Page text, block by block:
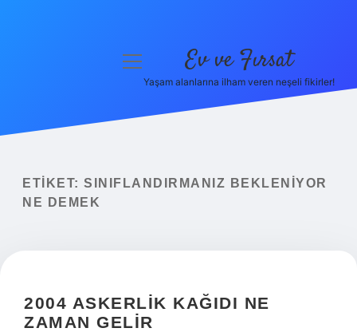
Yasal Uyarı
menüyü
Ev ve Fırsat
Yaşam alanlarına ilham veren neşeli fikirler!
ETIKET: SINIFLANDIRMANIZ BEKLENIYOR
NE DEMEK
2004 ASKERLIK KAĞIDI NE
ZAMAN GELIR